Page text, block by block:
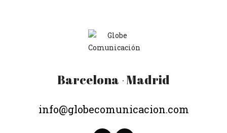
Barcelona ·Madrid
info@globecomunicacion.com